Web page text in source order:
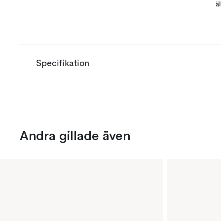
Specifikation
Andra gillade även